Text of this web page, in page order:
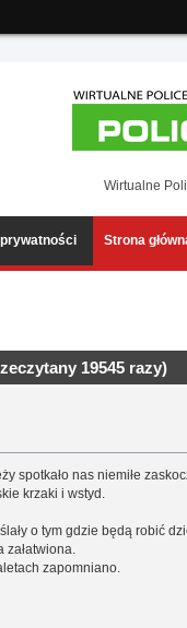
Wirtualne
Strona
19545 razy)
spotkało nas niemiłe
krzaki i wstyd.
o tym gdzie będą robić
załatwiona.
zapomniano.